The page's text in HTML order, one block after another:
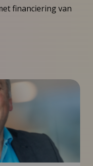
financiering van